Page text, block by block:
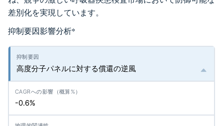
差別化を実現しています。
抑制要因影響分析*
高度分子パネルに対する償還の逆風
-0.6%